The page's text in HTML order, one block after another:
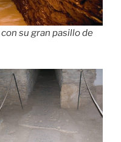
con su gran pasillo de